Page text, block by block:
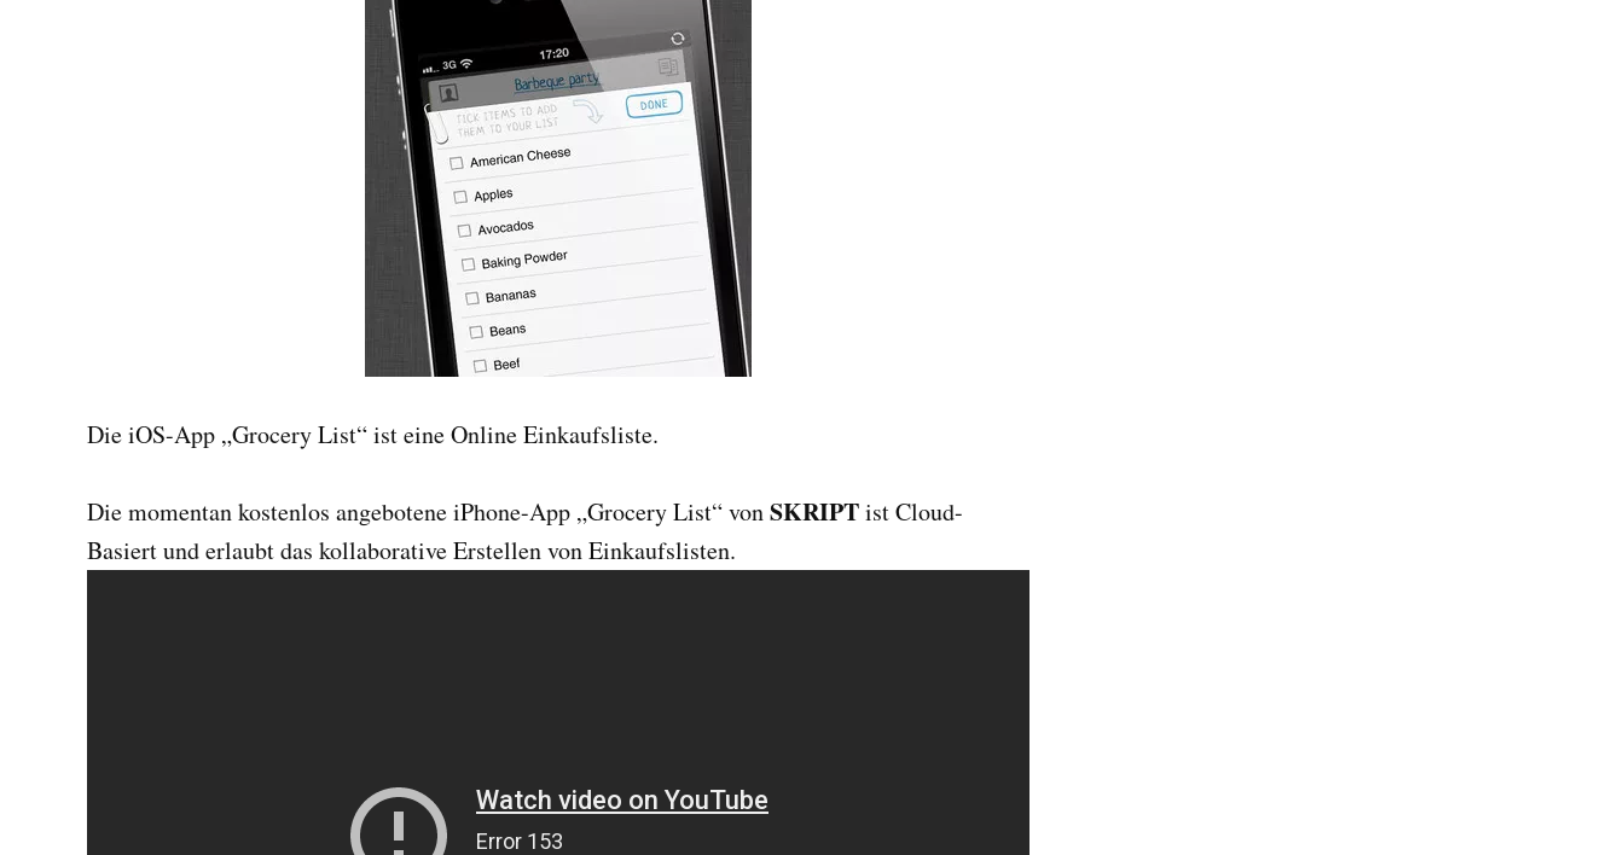
Die iOS-App „Grocery List“ ist eine Online Einkaufsliste.
Die momentan kostenlos angebotene iPhone-App „Grocery List“ vonSKRIPTist Cloud-
Basiert und erlaubt das kollaborative Erstellen von Einkaufslisten.